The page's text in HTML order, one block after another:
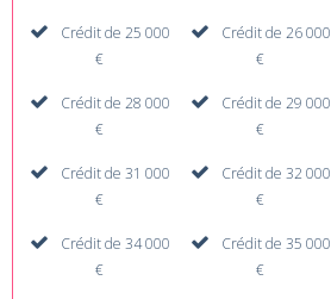
Crédit de 25 000
€
Crédit de 26 000
€
Crédit de 28 000
€
Crédit de 29 000
€
Crédit de 31 000
€
Crédit de 32 000
€
Crédit de 34 000
€
Crédit de 35 000
€